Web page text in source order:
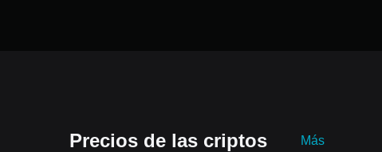
Precios de las criptos Más